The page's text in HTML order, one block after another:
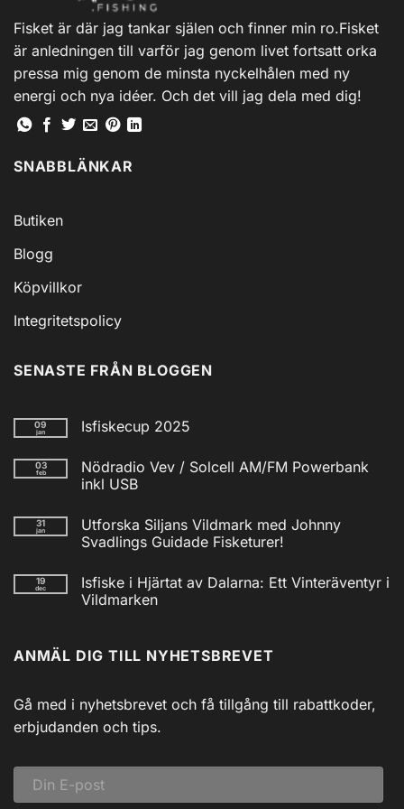
alternativen
kan
väljas
på
produktsidan
Fisket är där jag tankar själen och finner min ro.Fisket
är anledningen till varför jag genom livet fortsatt orka
pressa mig genom de minsta nyckelhålen med ny
energi och nya idéer. Och det vill jag dela med dig!
SNABBLÄNKAR
Butiken
Blogg
Köpvillkor
Integritetspolicy
SENASTE FRÅN BLOGGEN
09
jan Isfiskecup 2025
till
Isfiskecup
2025
03
feb
Nödradio Vev / Solcell AM/FM Powerbank
inkl USB
till
Nödradio
Vev
AM/FM
Powerbank
inkl
31
jan
Utforska Siljans Vildmark med Johnny
Svadlings Guidade Fisketurer!
till
Utforska
Siljans
Svadlings
Guidade
19
dec
Isfiske i Hjärtat av Dalarna: Ett Vinteräventyr i
Vildmarken
Isfiske
i
Dalarna:
Ett
Vinteräventyr
i
ANMÄL DIG TILL NYHETSBREVET
Gå med i nyhetsbrevet och få tillgång till rabattkoder,
erbjudanden och tips.